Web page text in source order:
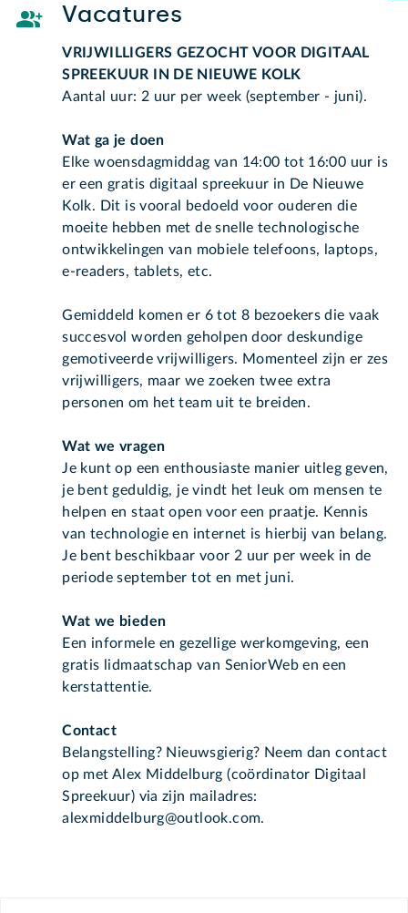
Vacatures
VRIJWILLIGERS GEZOCHT VOOR DIGITAAL
SPREEKUUR IN DE NIEUWE KOLK
Aantal uur: 2 uur per week (september - juni).
Wat ga je doen
Elke woensdagmiddag van 14:00 tot 16:00 uur is
er een gratis digitaal spreekuur in De Nieuwe
Kolk. Dit is vooral bedoeld voor ouderen die
moeite hebben met de snelle technologische
ontwikkelingen van mobiele telefoons, laptops,
e-readers, tablets, etc.
Gemiddeld komen er 6 tot 8 bezoekers die vaak
succesvol worden geholpen door deskundige
gemotiveerde vrijwilligers. Momenteel zijn er zes
vrijwilligers, maar we zoeken twee extra
personen om het team uit te breiden.
Wat we vragen
Je kunt op een enthousiaste manier uitleg geven,
je bent geduldig, je vindt het leuk om mensen te
helpen en staat open voor een praatje. Kennis
van technologie en internet is hierbij van belang.
Je bent beschikbaar voor 2 uur per week in de
periode september tot en met juni.
Wat we bieden
Een informele en gezellige werkomgeving, een
gratis lidmaatschap van SeniorWeb en een
kerstattentie.
Contact
Belangstelling? Nieuwsgierig? Neem dan contact
op met Alex Middelburg (coördinator Digitaal
Spreekuur) via zijn mailadres:
alexmiddelburg@outlook.com.